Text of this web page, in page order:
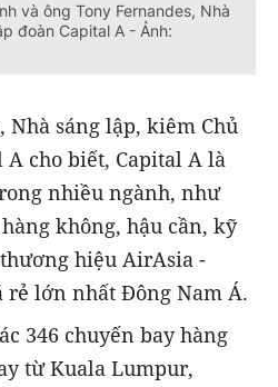
và ông Tony Fernandes, Nhà
đoàn Capital A - Ảnh:
Nhà sáng lập, kiêm Chủ
A cho biết, Capital A là
nhiều ngành, như
không, hậu cần, kỹ
hiệu AirAsia -
rẻ lớn nhất Đông Nam Á.
346 chuyến bay hàng
từ Kuala Lumpur,